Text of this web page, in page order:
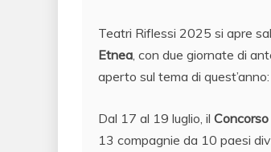
Teatri Riflessi 2025 si apre
Etnea , con due giornate di
aperto sul tema di quest’anno:
Dal 17 al 19 luglio, il
13 compagnie da 10 paesi